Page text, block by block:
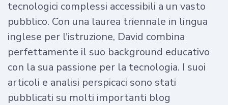
tecnologici complessi accessibili a un vasto
pubblico. Con una laurea triennale in lingua
inglese per l'istruzione, David combina
perfettamente il suo background educativo
con la sua passione per la tecnologia. I suoi
articoli e analisi perspicaci sono stati
pubblicati su molti importanti blog